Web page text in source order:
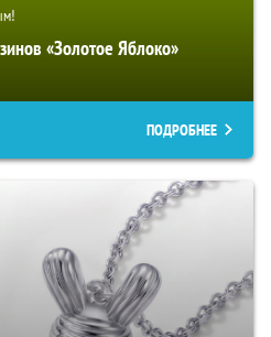
«Золотое Яблоко»
ПОДРОБНЕЕ